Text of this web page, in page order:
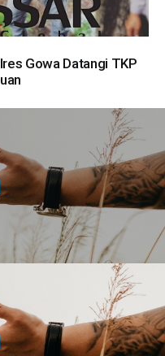
Gowa Datangi TKP